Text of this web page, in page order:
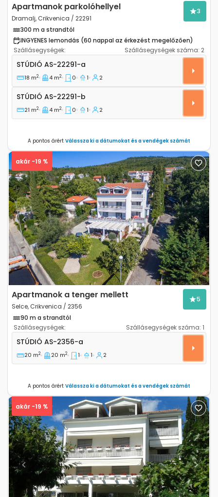
Apartmanok parkolóhellyel
Dramalj, Crikvenica / 22291
3
300 m a strandtól
INGYENES lemondás (60 nappal az érkezést megelőzően)
Szállásegységek:
Szállásegységek száma: 2
Stúdió apartman Dramalj, Crikvenica AS-22291-a
STÚDIÓ AS-22291-a
18 m2 4 m2 0 1 2
Stúdió AS-22291-b
STÚDIÓ AS-22291-b
21 m2 4 m2 0 1 2
A pontos árért Válassza ki a dátumokat és a vendégek számát
Previous Next
akár -19 %
Apartmanok a tenger mellett
Selce, Crikvenica / 2356
5
90 m a strandtól
Szállásegységek:
Szállásegységek száma: 1
Stúdió apartman Selce, Crikvenica AS-2356-a
STÚDIÓ AS-2356-a
20 m2 20 m2 1 1 2
A pontos árért Válassza ki a dátumokat és a vendégek számát
Previous Next
akár -19 %